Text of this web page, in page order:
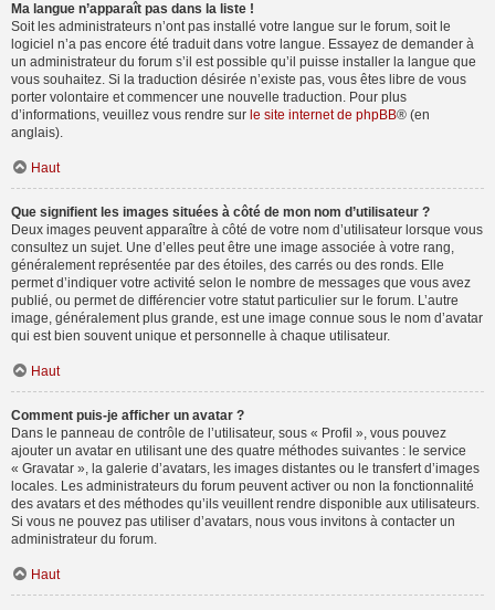
Ma langue n’apparaît pas dans la liste !
Soit les administrateurs n’ont pas installé votre langue sur le forum, soit le
logiciel n’a pas encore été traduit dans votre langue. Essayez de demander à
un administrateur du forum s’il est possible qu’il puisse installer la langue que
vous souhaitez. Si la traduction désirée n’existe pas, vous êtes libre de vous
porter volontaire et commencer une nouvelle traduction. Pour plus
d’informations, veuillez vous rendre sur le site internet de phpBB® (en
anglais).
Haut
Que signifient les images situées à côté de mon nom d’utilisateur ?
Deux images peuvent apparaître à côté de votre nom d’utilisateur lorsque vous
consultez un sujet. Une d’elles peut être une image associée à votre rang,
généralement représentée par des étoiles, des carrés ou des ronds. Elle
permet d’indiquer votre activité selon le nombre de messages que vous avez
publié, ou permet de différencier votre statut particulier sur le forum. L’autre
image, généralement plus grande, est une image connue sous le nom d’avatar
qui est bien souvent unique et personnelle à chaque utilisateur.
Haut
Comment puis-je afficher un avatar ?
Dans le panneau de contrôle de l’utilisateur, sous « Profil », vous pouvez
ajouter un avatar en utilisant une des quatre méthodes suivantes : le service
« Gravatar », la galerie d’avatars, les images distantes ou le transfert d’images
locales. Les administrateurs du forum peuvent activer ou non la fonctionnalité
des avatars et des méthodes qu’ils veuillent rendre disponible aux utilisateurs.
Si vous ne pouvez pas utiliser d’avatars, nous vous invitons à contacter un
administrateur du forum.
Haut